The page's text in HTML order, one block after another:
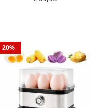
20%